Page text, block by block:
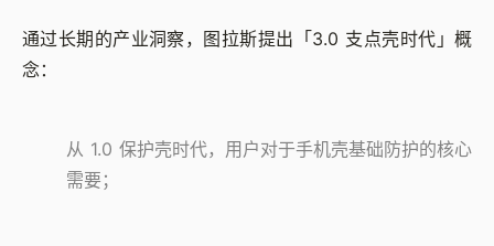
通过长期的产业洞察，图拉斯提出「3.0 支点壳时代」概
念：
从 1.0 保护壳时代，用户对于手机壳基础防护的核心
需要；